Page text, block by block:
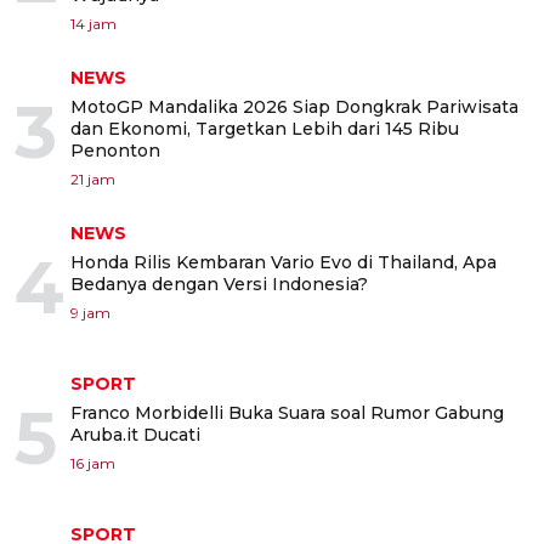
14 jam
3
NEWS
MotoGP Mandalika 2026 Siap Dongkrak Pariwisata
dan Ekonomi, Targetkan Lebih dari 145 Ribu
Penonton
21 jam
4
NEWS
Honda Rilis Kembaran Vario Evo di Thailand, Apa
Bedanya dengan Versi Indonesia?
9 jam
5
SPORT
Franco Morbidelli Buka Suara soal Rumor Gabung
Aruba.it Ducati
16 jam
SPORT